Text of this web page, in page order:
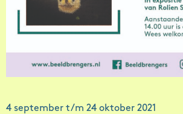
4 september t/m 24 oktober 2021